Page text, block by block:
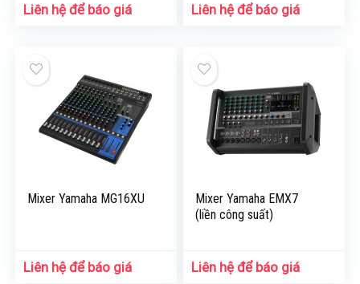
Liên hệ để báo giá Liên hệ để báo giá
Mixer Yamaha MG16XU
Liên hệ để báo giá
Mixer Yamaha EMX7
(liền công suất)
Liên hệ để báo giá